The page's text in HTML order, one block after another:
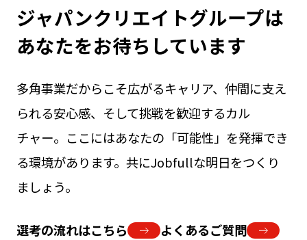
ジャパンクリエイトグループは
あなたをお待ちしています
多角事業だからこそ広がるキャリア、仲間に支え
られる安心感、そして挑戦を歓迎するカル
チャー。ここにはあなたの「可能性」を発揮でき
る環境があります。共にJobfullな明日をつくり
ましょう。
選考の流れはこちら よくあるご質問